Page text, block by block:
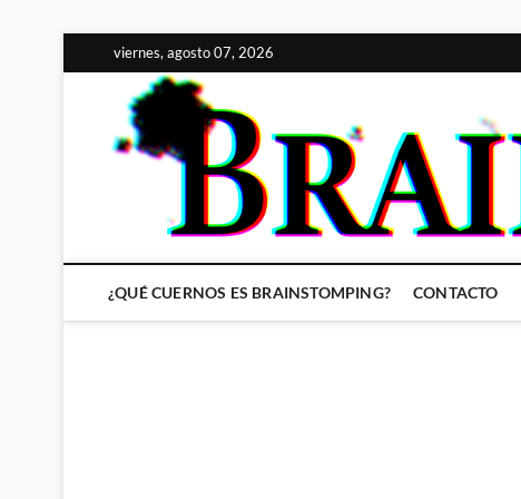
al
contenido
viernes, agosto 07, 2026
¿QUÉ CUERNOS ES BRAINSTOMPING? CONTACTO